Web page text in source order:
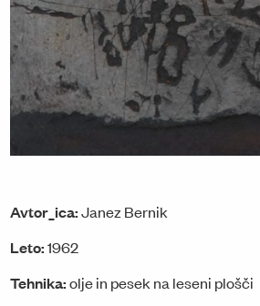
Avtor_ica:Janez Bernik
Leto:1962
Tehnika:olje in pesek na leseni plošči